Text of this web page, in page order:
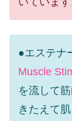
●エステナ
Muscle
を流して
きたえて